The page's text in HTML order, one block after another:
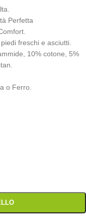
Perfetta
freschi e asciutti.
10% cotone, 5%
o Ferro.